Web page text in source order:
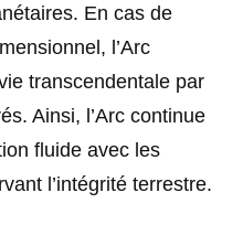
En cas de
l’Arc
transcendentale par
Ainsi, l’Arc continue
fluide avec les
l’intégrité terrestre.